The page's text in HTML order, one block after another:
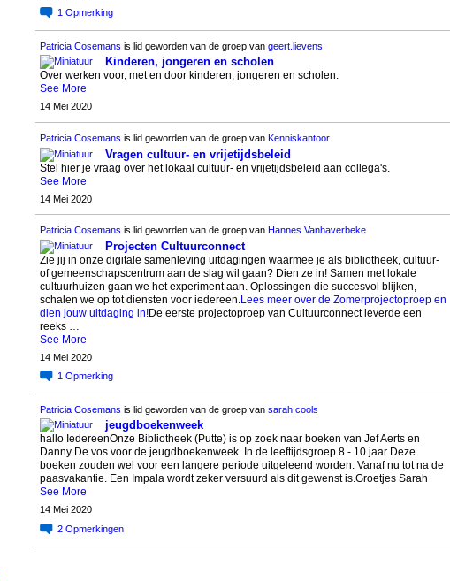
1 Opmerking
Patricia Cosemans is lid geworden van de groep van geert.lievens
Kinderen, jongeren en scholen
Over werken voor, met en door kinderen, jongeren en scholen.
See More
14 Mei 2020
Patricia Cosemans is lid geworden van de groep van Kenniskantoor
Vragen cultuur- en vrijetijdsbeleid
Stel hier je vraag over het lokaal cultuur- en vrijetijdsbeleid aan collega's.
See More
14 Mei 2020
Patricia Cosemans is lid geworden van de groep van Hannes Vanhaverbeke
Projecten Cultuurconnect
Zie jij in onze digitale samenleving uitdagingen waarmee je als bibliotheek, cultuur-
of gemeenschapscentrum aan de slag wil gaan? Dien ze in! Samen met lokale
cultuurhuizen gaan we het experiment aan. Oplossingen die succesvol blijken,
schalen we op tot diensten voor iedereen. Lees meer over de Zomerprojectoproep en
dien jouw uitdaging in!De eerste projectoproep van Cultuurconnect leverde een
reeks …
See More
14 Mei 2020
1 Opmerking
Patricia Cosemans is lid geworden van de groep van sarah cools
jeugdboekenweek
hallo IedereenOnze Bibliotheek (Putte) is op zoek naar boeken van Jef Aerts en
Danny De vos voor de jeugdboekenweek. In de leeftijdsgroep 8 - 10 jaar Deze
boeken zouden wel voor een langere periode uitgeleend worden. Vanaf nu tot na de
paasvakantie. Een Impala wordt zeker versuurd als dit gewenst is.Groetjes Sarah
See More
14 Mei 2020
2 Opmerkingen